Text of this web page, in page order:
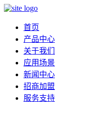
首页
产品中心
关于我们
应用场景
新闻中心
招商加盟
服务支持